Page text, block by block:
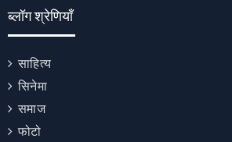
ब्लॉग श्रेणियाँ
साहित्य
सिनेमा
समाज
फोटो